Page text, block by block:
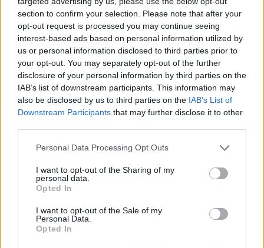
section to confirm your selection. Please note that after your
opt-out request is processed you may continue seeing
interest-based ads based on personal information utilized by
us or personal information disclosed to third parties prior to
your opt-out. You may separately opt-out of the further
disclosure of your personal information by third parties on the
IAB’s list of downstream participants. This information may
also be disclosed by us to third parties on the IAB’s List of
Downstream Participants that may further disclose it to other
Please note that this website/app uses one or more Google
not limited to your visit or usage behaviour. You may click to
grant or deny consent to Google and its third-party tags to
use your data for below specified purposes in below Google
consent section.
Personal Data Processing Opt Outs
I want to opt-out of the Sharing of my
personal data.
Opted In
I want to opt-out of the Sale of my
Personal Data.
Opted In
Sigue leyendo